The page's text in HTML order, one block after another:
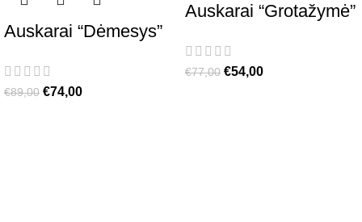
Auskarai “Dėmesys”
€89,00 €74,00
Auskarai “Grotažymė”
€77,00 €54,00